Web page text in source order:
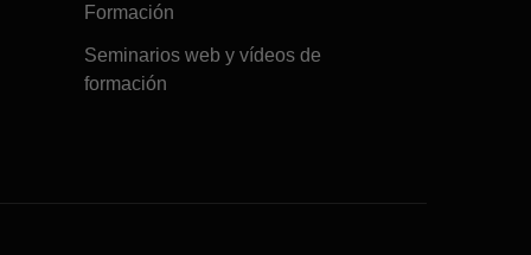
Formación
Seminarios web y vídeos de
formación